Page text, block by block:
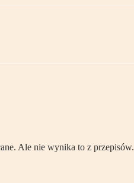
Ale nie wynika to z przepisów.